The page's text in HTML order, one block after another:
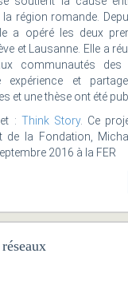
la région romande.
a opéré les deux
et Lausanne. Elle a
communautés
expérience et
et une thèse ont été
: Think Story. Ce
de la Fondation,
2016 à la FER